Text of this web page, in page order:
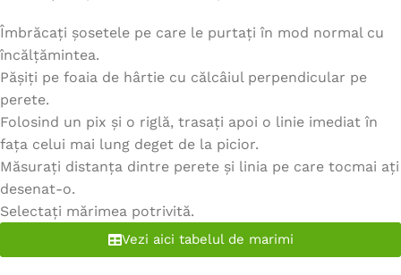
Îmbrăcați șosetele pe care le purtați în mod normal cu
încălțămintea.
Pășiți pe foaia de hârtie cu călcâiul perpendicular pe
perete.
Folosind un pix și o riglă, trasați apoi o linie imediat în
fața celui mai lung deget de la picior.
Măsurați distanța dintre perete și linia pe care tocmai ați
desenat-o.
Selectați mărimea potrivită.
Vezi aici tabelul de marimi